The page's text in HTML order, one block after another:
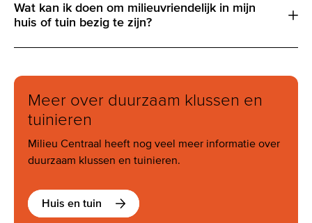
Wat kan ik doen om milieuvriendelijk in mijn
huis of tuin bezig te zijn?
Meer over duurzaam klussen en
tuinieren
Milieu Centraal heeft nog veel meer informatie over
duurzaam klussen en tuinieren.
Huis en tuin